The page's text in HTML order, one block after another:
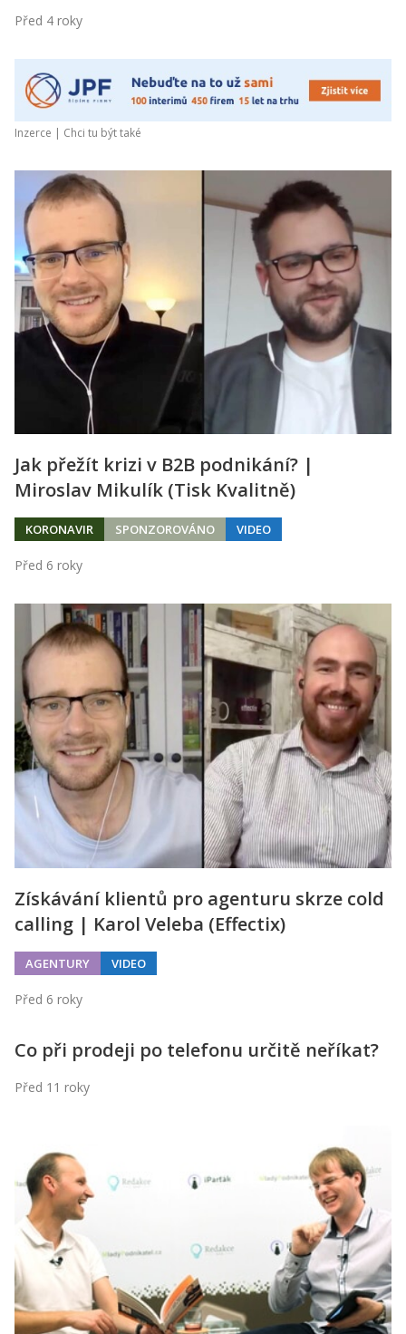
Před 4 roky
Inzerce | Chci tu být také
Jak přežít krizi v B2B podnikání? |
Miroslav Mikulík (Tisk Kvalitně)
KORONAVIR SPONZOROVÁNO VIDEO
Před 6 roky
Získávání klientů pro agenturu skrze cold
calling | Karol Veleba (Effectix)
AGENTURY VIDEO
Před 6 roky
Co při prodeji po telefonu určitě neříkat?
Před 11 roky